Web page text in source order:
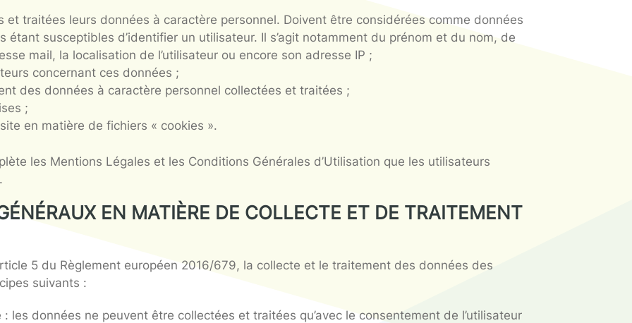
a pour but d’exposer aux utilisateurs du site :
et traitées leurs données à caractère personnel. Doivent être considérées comme
étant susceptibles d’identifier un utilisateur. Il s’agit notamment du prénom et du
l’adresse mail, la localisation de l’utilisateur ou encore son adresse IP ;
traitement des données à caractère personnel collectées et traitées ;
;
du site en matière de fichiers « cookies ».
liens.
GÉNÉRAUX EN MATIÈRE DE COLLECTE ET DE